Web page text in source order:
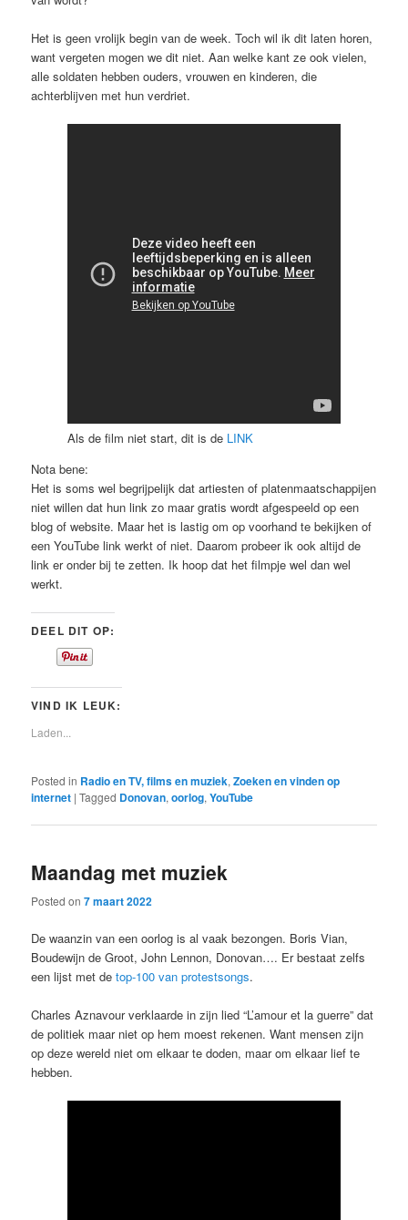
Het is geen vrolijk begin van de week. Toch wil ik dit laten horen,
want vergeten mogen we dit niet. Aan welke kant ze ook vielen,
alle soldaten hebben ouders, vrouwen en kinderen, die
achterblijven met hun verdriet.
Als de film niet start, dit is de LINK
Nota bene:
Het is soms wel begrijpelijk dat artiesten of platenmaatschappijen
niet willen dat hun link zo maar gratis wordt afgespeeld op een
blog of website. Maar het is lastig om op voorhand te bekijken of
een YouTube link werkt of niet. Daarom probeer ik ook altijd de
link er onder bij te zetten. Ik hoop dat het filmpje wel dan wel
werkt.
DEEL DIT OP:
VIND IK LEUK:
Laden...
Posted in Radio en TV, films en muziek,Zoeken en vinden op
internet |Tagged Donovan,oorlog,YouTube
Maandag met muziek
Posted on7 maart 2022
De waanzin van een oorlog is al vaak bezongen. Boris Vian,
Boudewijn de Groot, John Lennon, Donovan…. Er bestaat zelfs
een lijst met detop-100 van protestsongs.
Charles Aznavour verklaarde in zijn lied “L’amour et la guerre” dat
de politiek maar niet op hem moest rekenen. Want mensen zijn
op deze wereld niet om elkaar te doden, maar om elkaar lief te
hebben.